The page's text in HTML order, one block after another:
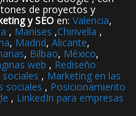
de proyectos y
y SEO en:Valencia,
, Manises ,Chirivella ,
, Madrid,Alicante,
, Bilbao, México,
web , Rediseño
, Marketing en las
sociales , Posicionamiento
, LinkedIn para empresas